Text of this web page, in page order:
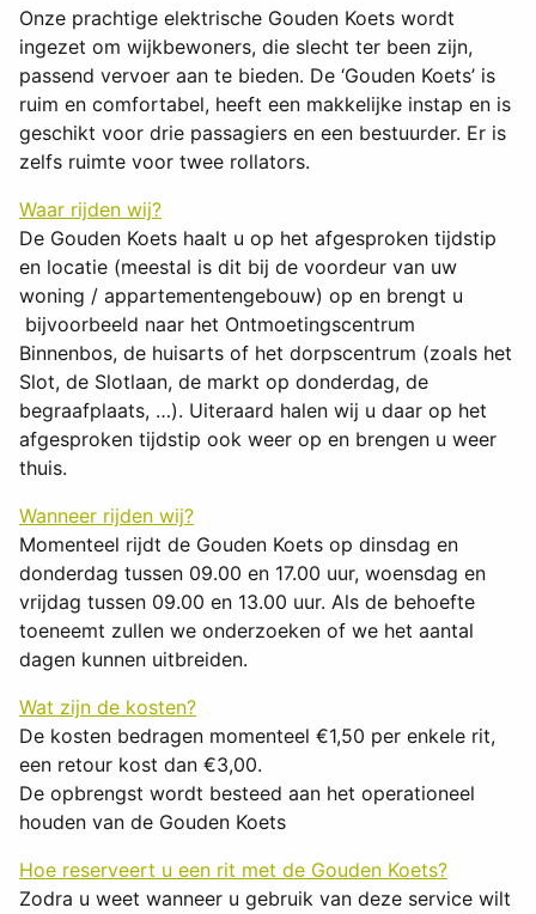
Onze prachtige elektrische Gouden Koets wordt
ingezet om wijkbewoners, die slecht ter been zijn,
passend vervoer aan te bieden. De ‘Gouden Koets’ is
ruim en comfortabel, heeft een makkelijke instap en is
geschikt voor drie passagiers en een bestuurder. Er is
zelfs ruimte voor twee rollators.
Waar rijden wij?
De Gouden Koets haalt u op het afgesproken tijdstip
en locatie (meestal is dit bij de voordeur van uw
woning / appartementengebouw) op en brengt u
bijvoorbeeld naar het Ontmoetingscentrum
Binnenbos, de huisarts of het dorpscentrum (zoals het
Slot, de Slotlaan, de markt op donderdag, de
begraafplaats, …). Uiteraard halen wij u daar op het
afgesproken tijdstip ook weer op en brengen u weer
thuis.
Wanneer rijden wij?
Momenteel rijdt de Gouden Koets op dinsdag en
donderdag tussen 09.00 en 17.00 uur, woensdag en
vrijdag tussen 09.00 en 13.00 uur. Als de behoefte
toeneemt zullen we onderzoeken of we het aantal
dagen kunnen uitbreiden.
Wat zijn de kosten?
De kosten bedragen momenteel €1,50 per enkele rit,
een retour kost dan €3,00.
De opbrengst wordt besteed aan het operationeel
houden van de Gouden Koets
Hoe reserveert u een rit met de Gouden Koets?
Zodra u weet wanneer u gebruik van deze service wilt